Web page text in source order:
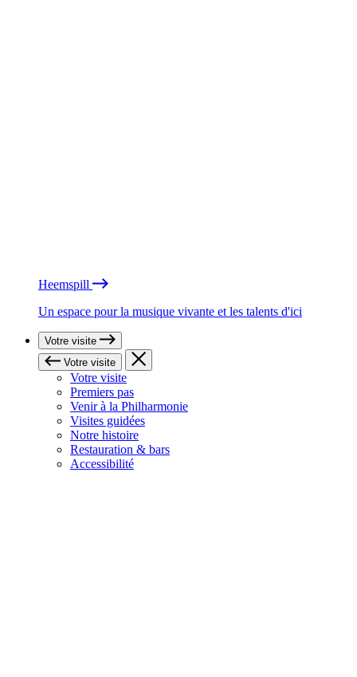
Heemspill
Un espace pour la musique vivante et les talents d'ici
Votre visite
Votre visite
Votre visite
Premiers pas
Venir à la Philharmonie
Visites guidées
Notre histoire
Restauration & bars
Accessibilité